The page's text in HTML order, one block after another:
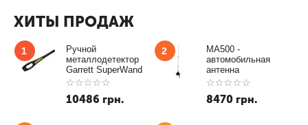
ХИТЫ ПРОДАЖ
1
Ручной
металлодетектор
Garrett SuperWand
10486 грн.
2
MA500 -
автомобильная
антенна
8470 грн.